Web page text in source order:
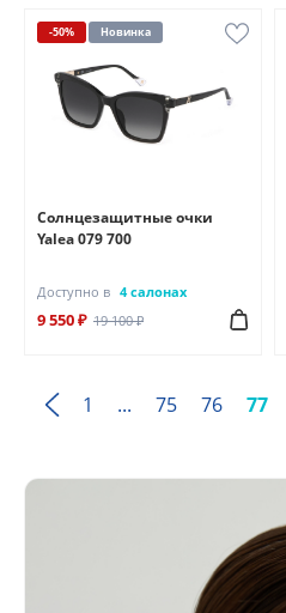
-50% Новинка
Солнцезащитные очки
Yalea 079 700
Доступно в 4 салонах
9 550 ₽ 19 100 ₽
1 ... 75 76 77